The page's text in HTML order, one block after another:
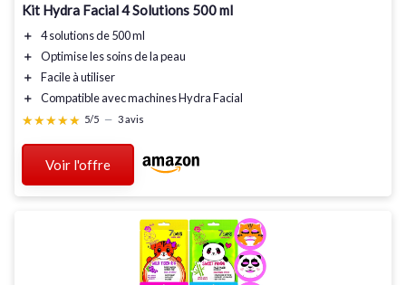
Kit Hydra Facial 4 Solutions 500 ml
＋ 4 solutions de500 ml
＋
Optimiseles soins de la peau
＋
Facile à utiliser
＋
Compatibleavec machines Hydra Facial
★★★★★
★★★★★ 5/5 — 3 avis
Voir l'offre